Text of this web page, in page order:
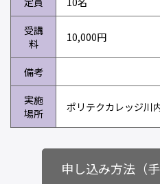
受講
料
10,000円
備考
実施
場所
ポリテクカレッジ川
申し込み方法（